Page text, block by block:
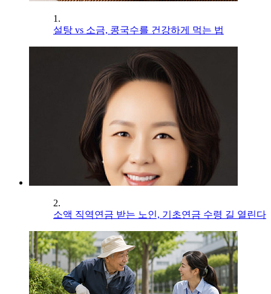
1.
설탕 vs 소금, 콩국수를 건강하게 먹는 법
2.
소액 직역연금 받는 노인, 기초연금 수령 길 열린다